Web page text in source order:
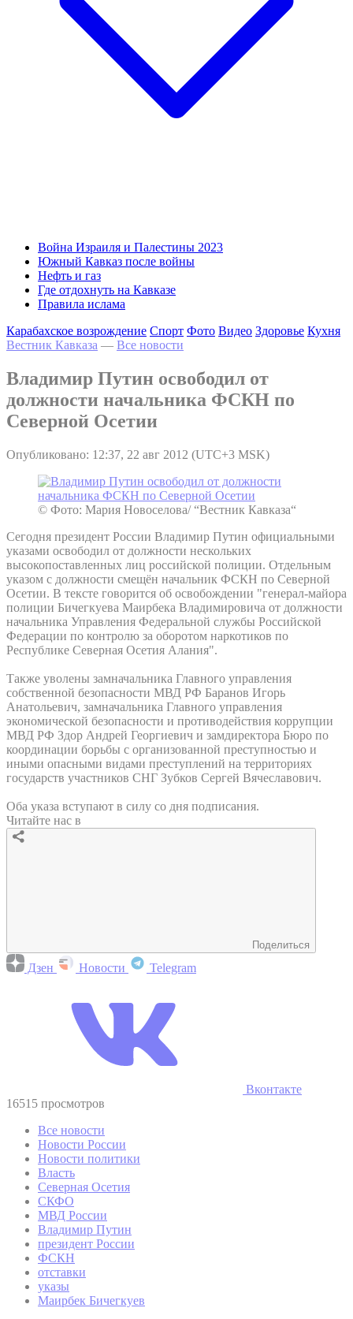
Война Израиля и Палестины 2023
Южный Кавказ после войны
Нефть и газ
Где отдохнуть на Кавказе
Правила ислама
Карабахское возрождение Спорт Фото Видео Здоровье Кухня
Вестник Кавказа — Все новости
Владимир Путин освободил от
должности начальника ФСКН по
Северной Осетии
Опубликовано: 12:37, 22 авг 2012 (UTC+3 MSK)
© Фото: Мария Новоселова/ “Вестник Кавказа“
Сегодня президент России Владимир Путин официальными
указами освободил от должности нескольких
высокопоставленных лиц российской полиции. Отдельным
указом с должности смещён начальник ФСКН по Северной
Осетии. В тексте говорится об освобождении "генерал-майора
полиции Бичегкуева Маирбека Владимировича от должности
начальника Управления Федеральной службы Российской
Федерации по контролю за оборотом наркотиков по
Республике Северная Осетия Алания".
Также уволены замначальника Главного управления
собственной безопасности МВД РФ Баранов Игорь
Анатольевич, замначальника Главного управления
экономической безопасности и противодействия коррупции
МВД РФ Здор Андрей Георгиевич и замдиректора Бюро по
координации борьбы с организованной преступностью и
иными опасными видами преступлений на территориях
государств участников СНГ Зубков Сергей Вячеславович.
Оба указа вступают в силу со дня подписания.
Читайте нас в
Поделиться
Дзен Новости Telegram
Вконтакте
16515 просмотров
Все новости
Новости России
Новости политики
Власть
Северная Осетия
СКФО
МВД России
Владимир Путин
президент России
ФСКН
отставки
указы
Маирбек Бичегкуев